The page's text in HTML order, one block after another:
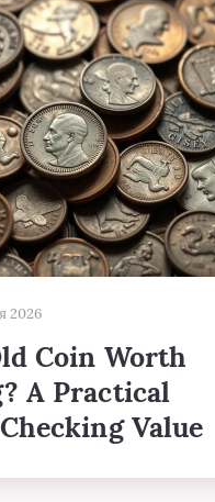
2026
Coin Worth
A Practical
Value